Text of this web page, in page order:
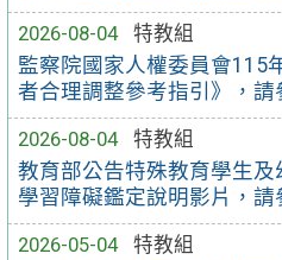
2026-08-04
特教組
監察院國家人權委員會115
者合理調整參考指引》，請
2026-08-04
特教組
教育部公告特殊教育學生
學習障礙鑑定說明影片，請
2026-05-04
特教組